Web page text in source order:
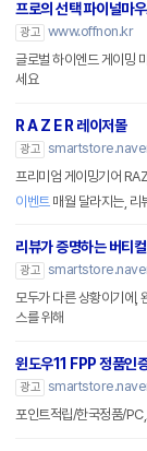
프로의 선택 파이널마
광고 www.offnon.kr
글로벌 하이엔드 게이밍
세요
R A Z E R 레이저몰
광고
프리미엄 게이밍기어
이벤트매월 달라지는, 리
리뷰가 증명하는 버티
광고
모두가 다른 상황이기에,
스를 위해
윈도우11 FPP 정품인
광고
포인트적립/한국정품/